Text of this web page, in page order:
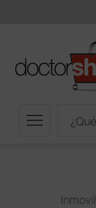
menu